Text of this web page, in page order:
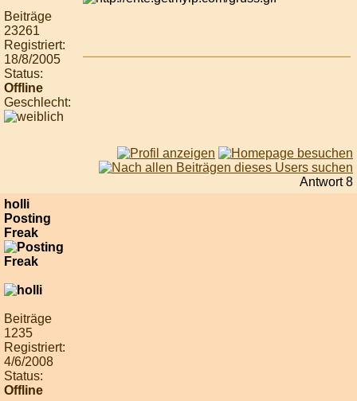
Beiträge
23261
Registriert:
18/8/2005
Status:
Offline
Geschlecht:
Antwort 8
holli
Posting
Freak
Beiträge
1235
Registriert:
4/6/2008
Status:
Offline